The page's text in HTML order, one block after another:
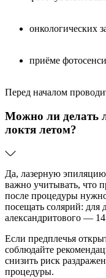
онкологических
приёме
Перед началом
Можно ли делать
локтя летом?
Да, лазерную
важно учитывать, что
после процедуры нужно
посещать солярий: для
александритового —
Если предплечья
соблюдайте
снизить риск
процедуры.